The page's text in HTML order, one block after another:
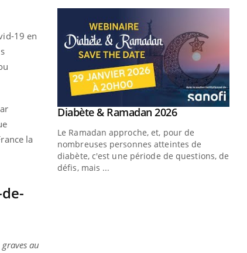
19 en
la
au
: se
nouveau
piscine,
Youtube
Diabète & Ramadan 2026Youtube
Le Ramadan approche, et, pour de
nombreuses personnes atteintes de
diabète, c'est une période de questions, de
défis, mais ...